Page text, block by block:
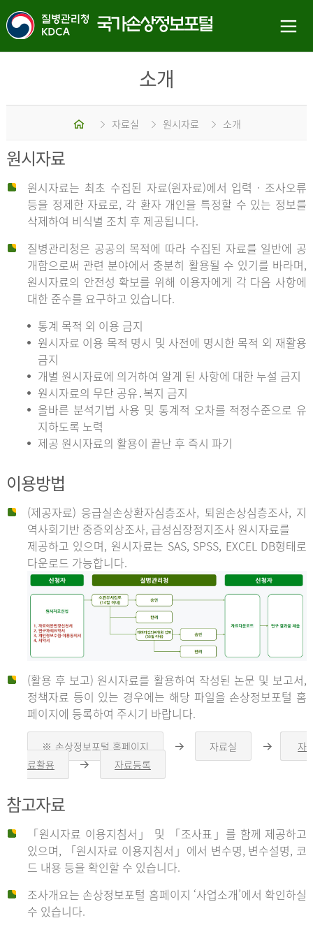
소개
홈 자료실 원시자료 소개
원시자료
원시자료는 최초 수집된 자료(원자료)에서 입력 · 조사오류
등을 정제한 자료로, 각 환자 개인을 특정할 수 있는 정보를
삭제하여 비식별 조치 후 제공됩니다.
질병관리청은 공공의 목적에 따라 수집된 자료를 일반에 공
개함으로써 관련 분야에서 충분히 활용될 수 있기를 바라며,
원시자료의 안전성 확보를 위해 이용자에게 각 다음 사항에
대한 준수를 요구하고 있습니다.
통계 목적 외 이용 금지
원시자료 이용 목적 명시 및 사전에 명시한 목적 외 재활용
금지
개별 원시자료에 의거하여 알게 된 사항에 대한 누설 금지
원시자료의 무단 공유․복지 금지
올바른 분석기법 사용 및 통계적 오차를 적정수준으로 유
지하도록 노력
제공 원시자료의 활용이 끝난 후 즉시 파기
이용방법
(제공자료) 응급실손상환자심층조사, 퇴원손상심층조사, 지
역사회기반 중증외상조사, 급성심장정지조사 원시자료를
제공하고 있으며, 원시자료는 SAS, SPSS, EXCEL DB형태로
다운로드 가능합니다.
신
청
자
신
청
자
는
1.
자
(활용 후 보고) 원시자료를 활용하여 작성된 논문 및 보고서,
정책자료 등이 있는 경우에는 해당 파일을 손상정보포털 홈
페이지에 등록하여 주시기 바랍니다.
※ 손상정보포털 홈페이지
른
자료실
른
자
료활용
른
자료등록
참고자료
「원시자료 이용지침서」 및 「조사표」를 함께 제공하고
있으며, 「원시자료 이용지침서」에서 변수명, 변수설명, 코
드 내용 등을 확인할 수 있습니다.
조사개요는 손상정보포털 홈페이지 ‘사업소개’에서 확인하실
수 있습니다.